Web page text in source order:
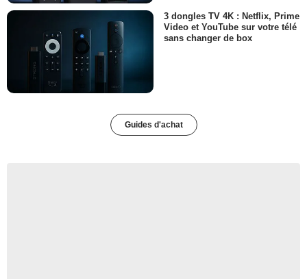
3 dongles TV 4K : Netflix, Prime
Video et YouTube sur votre télé
sans changer de box
Guides d'achat